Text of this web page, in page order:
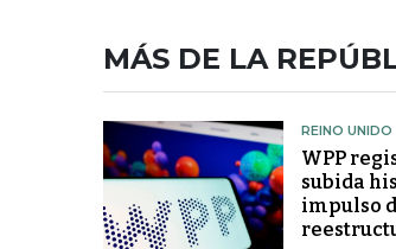
MÁS DE LA
REINO UNIDO
WPP
subida
impulso